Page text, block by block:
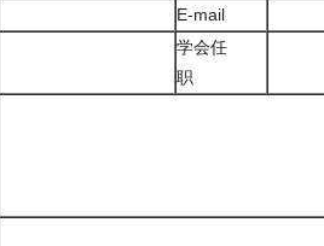
E-mail
学会任
职